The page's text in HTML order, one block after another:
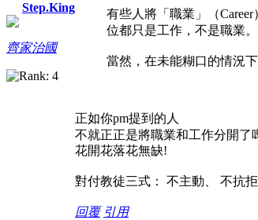
Step.King
齊家治國
有些人將「職業」（
位都只是工作，不是職業。
當然，在未能糊口的情況
正如你pm提到的人
不就正正是將職業和工作分開了
花開花落花無缺!
對付教徒三式： 不主動、 不抗
回覆 引用